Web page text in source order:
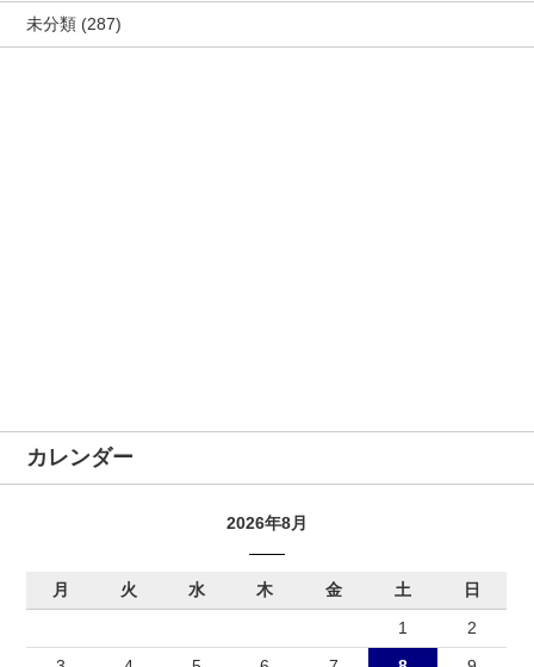
未分類 (287)
カレンダー
2026年8月
月 火 水 木 金 土
日
1
2